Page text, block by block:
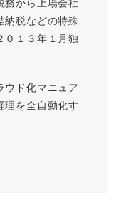
納税などの特殊
０１３年１月独
ウド化マニュア
理を全自動化す